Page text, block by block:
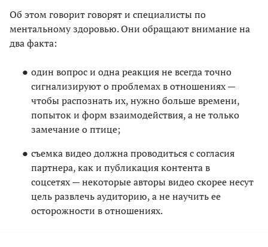
Об этом говорит говорят и специалисты по
ментальному здоровью. Они обращают внимание на
два факта:
один вопрос и одна реакция не всегда точно
сигнализируют о проблемах в отношениях —
чтобы распознать их, нужно больше времени,
попыток и форм взаимодействия, а не только
замечание о птице;
съемка видео должна проводиться с согласия
партнера, как и публикация контента в
соцсетях — некоторые авторы видео скорее несут
цель развлечь аудиторию, а не научить ее
осторожности в отношениях.